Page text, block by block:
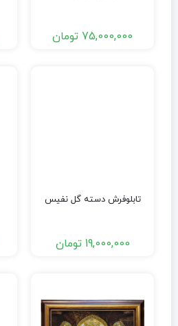
75,000,000 تومان
تابلوفرش دسته گل نفیس
19,000,000 تومان